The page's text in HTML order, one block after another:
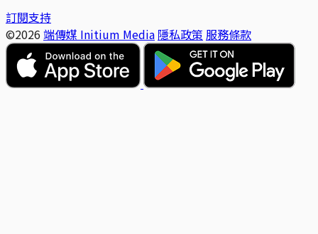
訂閱支持
©2026 端傳媒 Initium Media 隱私政策 服務條款